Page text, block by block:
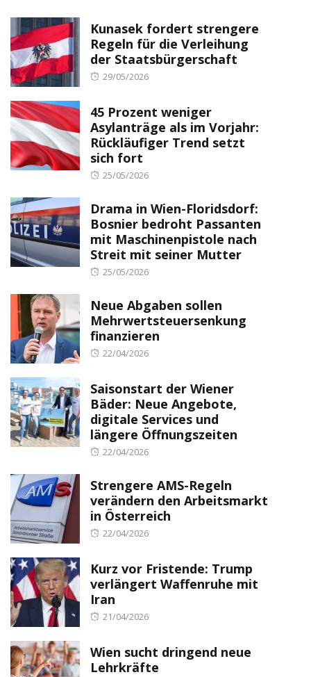
Kunasek fordert strengere
Regeln für die Verleihung
der Staatsbürgerschaft
Posted
29/05/2026
45 Prozent weniger
Asylanträge als im Vorjahr:
Rückläufiger Trend setzt
sich fort
Posted
25/05/2026
Drama in Wien-Floridsdorf:
Bosnier bedroht Passanten
mit Maschinenpistole nach
Streit mit seiner Mutter
Posted
25/05/2026
Neue Abgaben sollen
Mehrwertsteuersenkung
finanzieren
Posted
22/04/2026
Saisonstart der Wiener
Bäder: Neue Angebote,
digitale Services und
längere Öffnungszeiten
Posted
22/04/2026
Strengere AMS-Regeln
verändern den Arbeitsmarkt
in Österreich
Posted
22/04/2026
Kurz vor Fristende: Trump
verlängert Waffenruhe mit
Iran
Posted
21/04/2026
Wien sucht dringend neue
Lehrkräfte